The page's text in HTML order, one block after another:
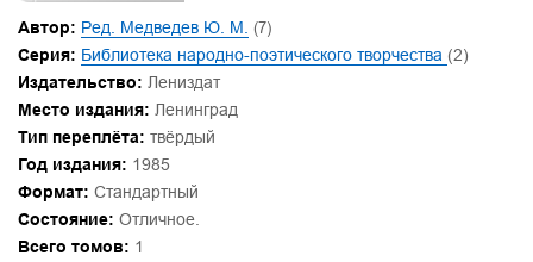
Автор: Ред. Медведев Ю. М. (7)
Серия: Библиотека народно-поэтического творчества (2)
Издательство: Лениздат
Место издания: Ленинград
Тип переплёта: твёрдый
Год издания: 1985
Формат: Стандартный
Состояние: Отличное.
Всего томов: 1